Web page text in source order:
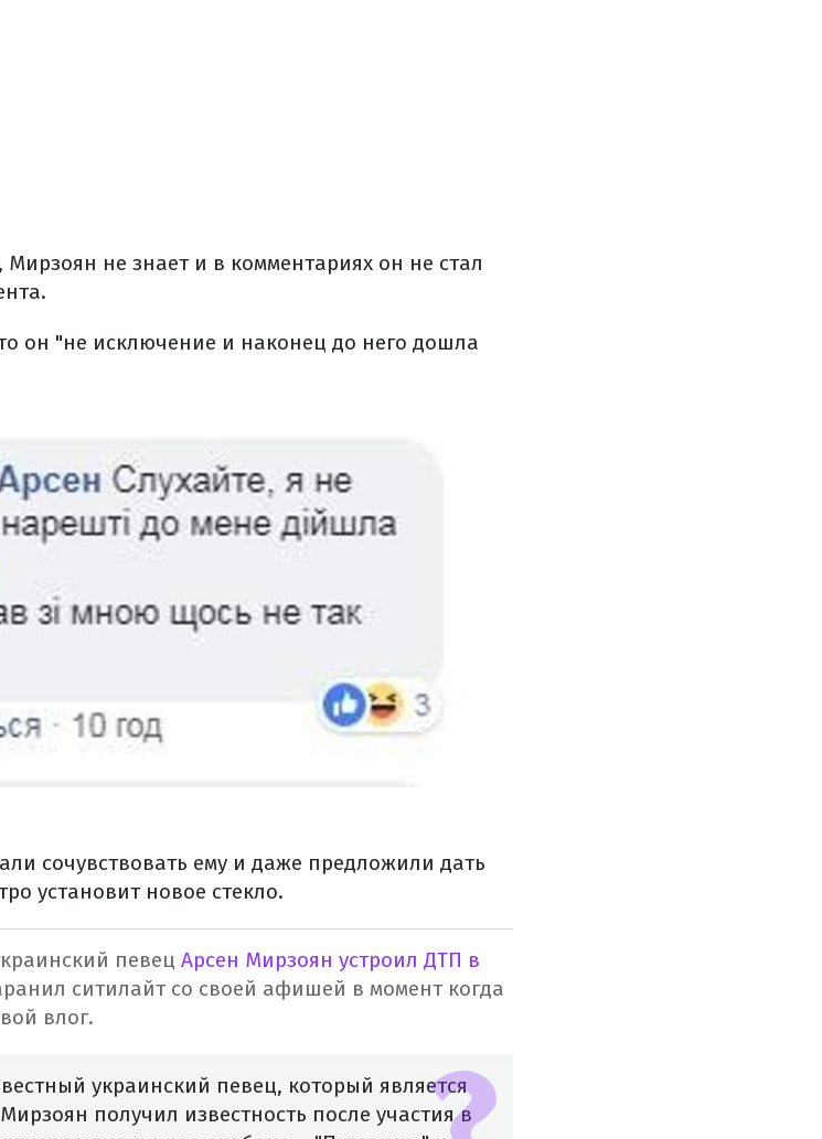
не знает и в комментариях он не стал
он "не исключение и наконец до него дошла
сочувствовать ему и даже предложили дать
установит новое стекло.
певец Арсен Мирзоян устроил ДТП в
ситилайт со своей афишей в момент когда
влог.
украинский певец, который является
получил известность после участия в